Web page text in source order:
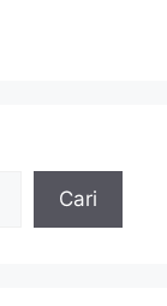
Cari